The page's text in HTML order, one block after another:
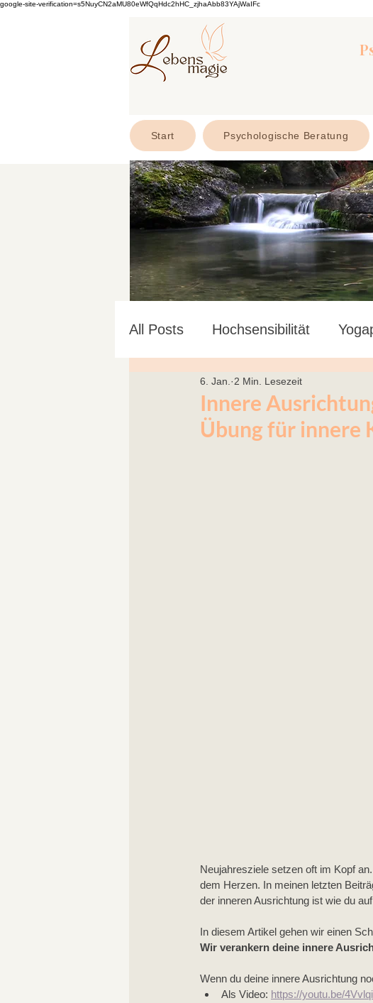
google-site-verification=s5NuyCN2aMU80eWfQqHdc2hHC_zjhaAbb83YAjWaIFc
Start Psychologische Beratung
All Posts Hochsensibilität
Ayurveda Yoga für Schwangere
Innere
Übung für innere
6. Jan. 2 Min. Lesezeit
Neujahresziele setzen oft im Kopf
dem Herzen. In meinen letzten
der inneren Ausrichtung ist wie du
In diesem Artikel gehen wir einen
Wir verankern deine innere
Wenn du deine innere Ausrichtung
Als Video: https://youtu.be/